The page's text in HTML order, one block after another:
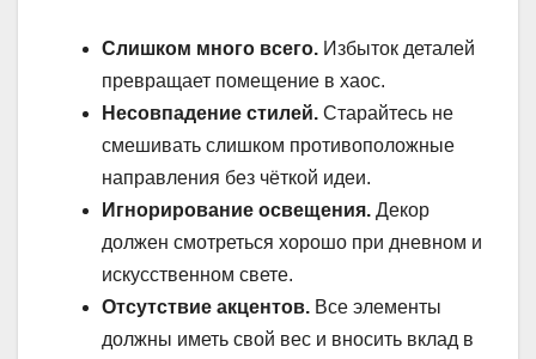
Слишком много всего. Избыток деталей
превращает помещение в хаос.
Несовпадение стилей. Старайтесь не
смешивать слишком противоположные
направления без чёткой идеи.
Игнорирование освещения. Декор
должен смотреться хорошо при дневном и
искусственном свете.
Отсутствие акцентов. Все элементы
должны иметь свой вес и вносить вклад в